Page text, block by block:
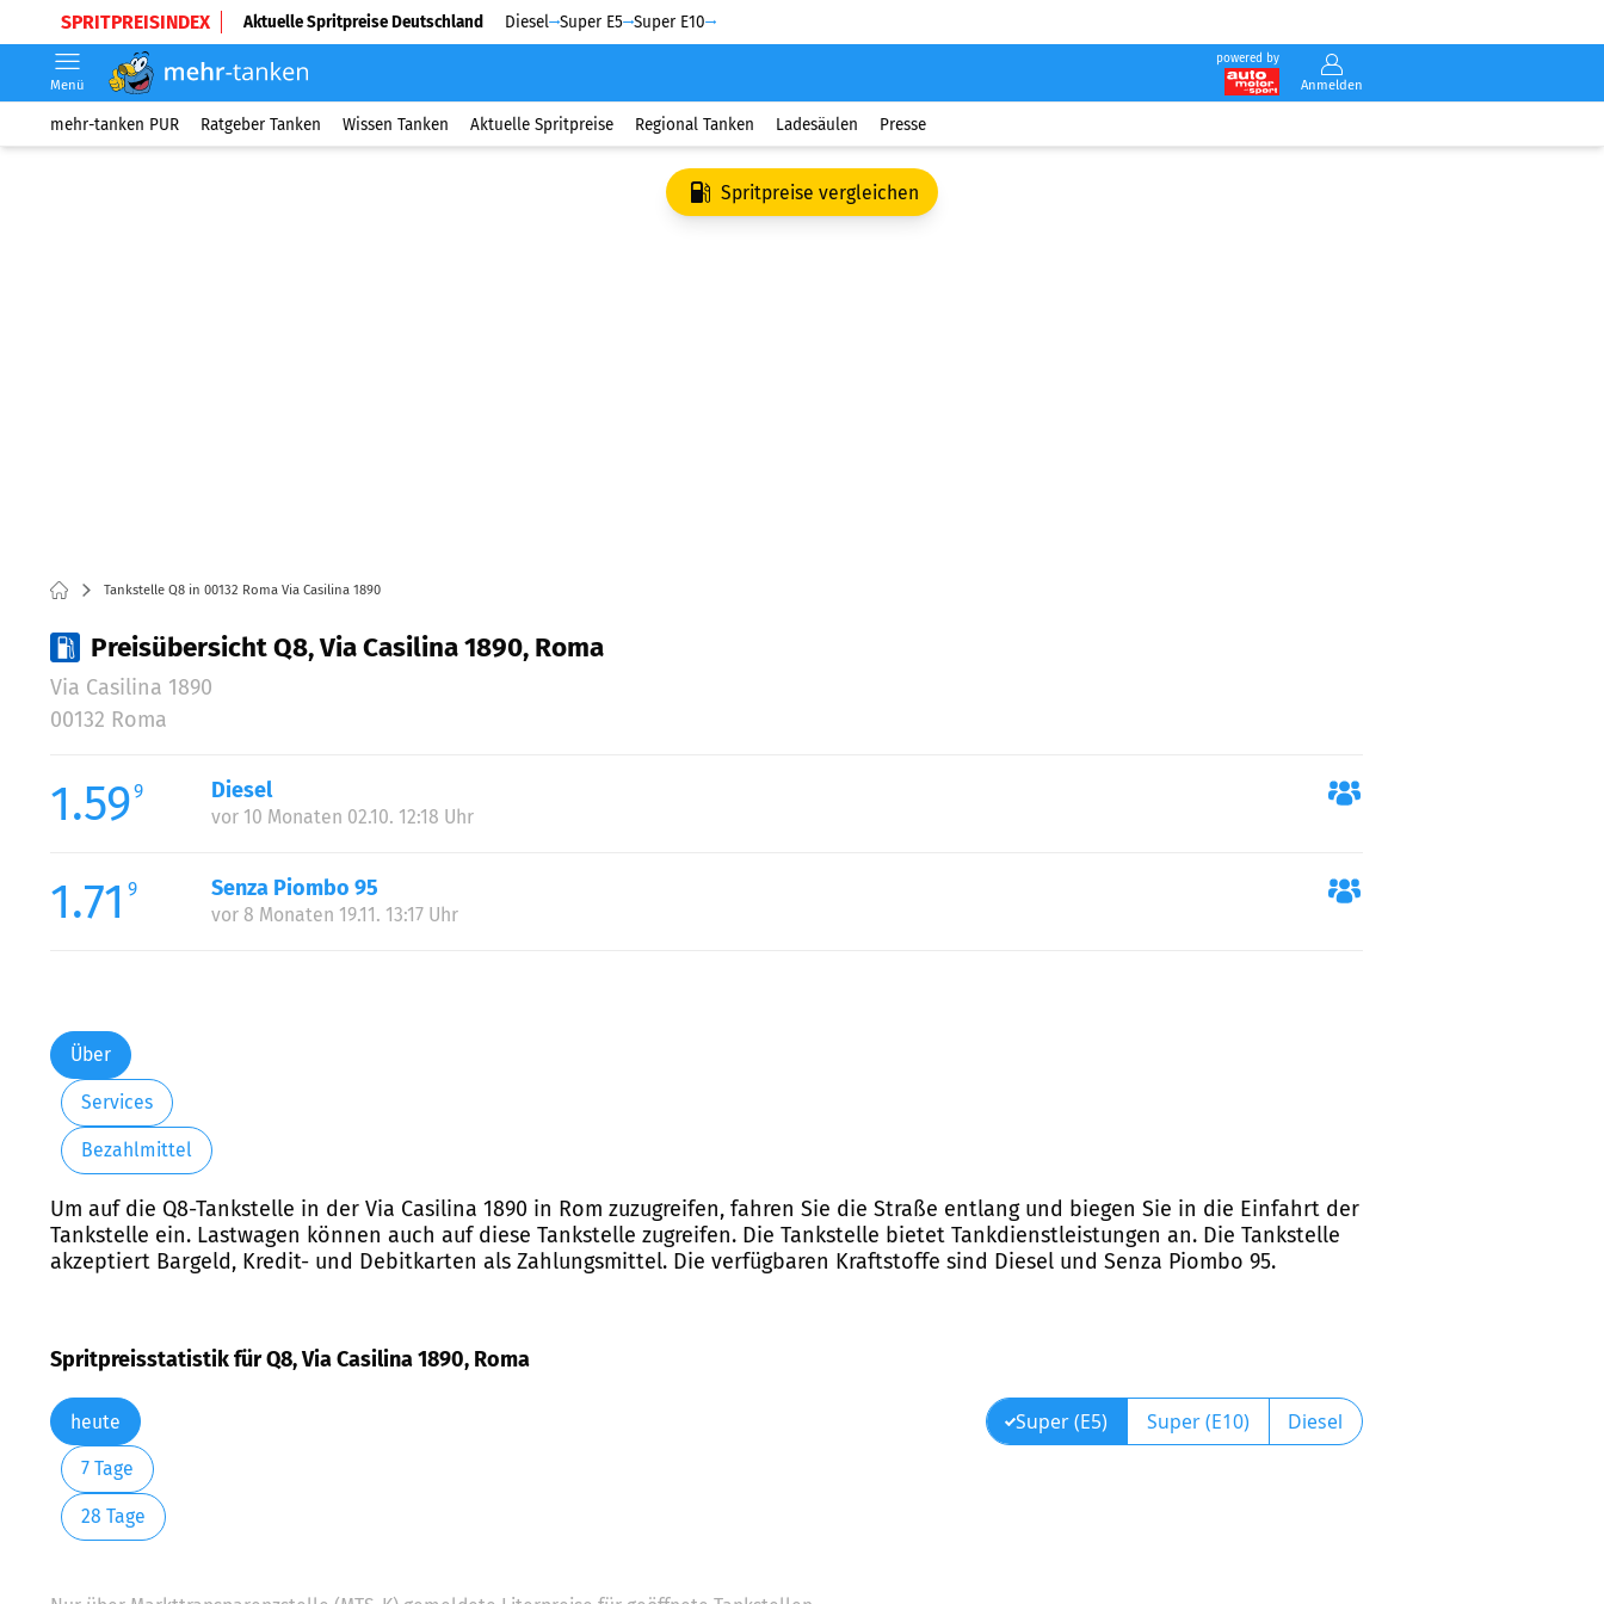
SPRITPREISINDEX Aktuelle Spritpreise Deutschland Diesel Super E5 Super E10
powered by
Anmelden
Menü
mehr-tanken PUR Ratgeber Tanken Wissen Tanken Aktuelle Spritpreise Regional Tanken Ladesäulen Presse
Spritpreise vergleichen
Tankstelle Q8 in 00132 Roma Via Casilina 1890
Preisübersicht Q8, Via Casilina 1890, Roma
Via Casilina 1890
00132 Roma
1.599 Diesel
vor 10 Monaten 02.10. 12:18 Uhr
1.71 9 Senza Piombo 95
vor 8 Monaten 19.11. 13:17 Uhr
Über
Services
Bezahlmittel
Um auf die Q8-Tankstelle in der Via Casilina 1890 in Rom zuzugreifen, fahren Sie die Straße entlang und biegen Sie in die Einfahrt der
Tankstelle ein. Lastwagen können auch auf diese Tankstelle zugreifen. Die Tankstelle bietet Tankdienstleistungen an. Die Tankstelle
akzeptiert Bargeld, Kredit- und Debitkarten als Zahlungsmittel. Die verfügbaren Kraftstoffe sind Diesel und Senza Piombo 95.
Spritpreisstatistik für Q8, Via Casilina 1890, Roma
heute
7 Tage
28 Tage
Super (E5) Super (E10) Diesel